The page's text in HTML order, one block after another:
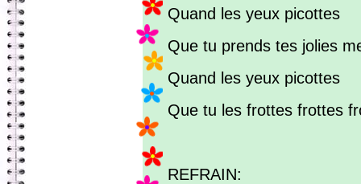
Quand les yeux picottes
Que tu prends tes jolies
Quand les yeux picottes
Que tu les frottes frottes
REFRAIN: